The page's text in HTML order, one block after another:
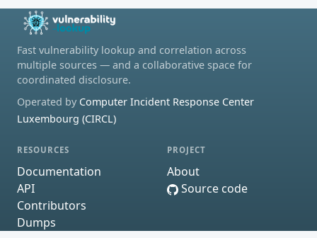
Fast vulnerability lookup and correlation across
multiple sources — and a collaborative space for
coordinated disclosure.
Operated by Computer Incident Response Center
Luxembourg (CIRCL)
RESOURCES
Documentation
API
Contributors
Dumps
PROJECT
About
Source code